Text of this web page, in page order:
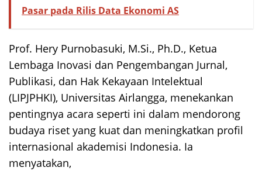
Pasar pada Rilis Data Ekonomi AS
Prof. Hery Purnobasuki, M.Si., Ph.D., Ketua
Lembaga Inovasi dan Pengembangan Jurnal,
Publikasi, dan Hak Kekayaan Intelektual
(LIPJPHKI), Universitas Airlangga, menekankan
pentingnya acara seperti ini dalam mendorong
budaya riset yang kuat dan meningkatkan profil
internasional akademisi Indonesia. Ia
menyatakan,